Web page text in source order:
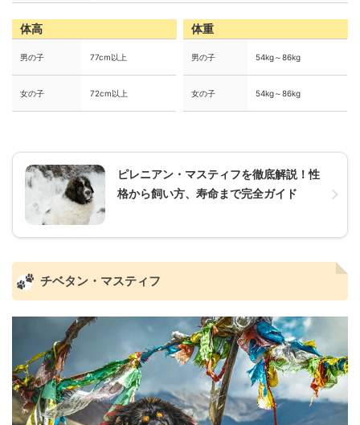
体高
男の子 77cm以上
女の子 72cm以上
体重
男の子 54kg～86kg
女の子 54kg～86kg
ピレニアン・マスティフを徹底解説！性
格から飼い方、寿命まで完全ガイド
チベタン・マスティフ